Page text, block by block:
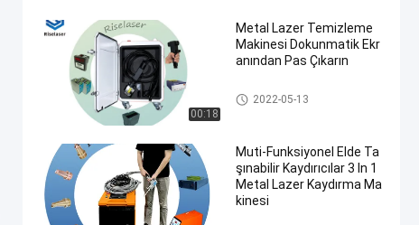
00:18
Metal Lazer Temizleme
Makinesi Dokunmatik Ekr
anından Pas Çıkarın
Lazer Temizleme Makinesi
2022-05-13
Muti-Funksiyonel Elde Ta
şınabilir Kaydırıcılar 3 In 1
Metal Lazer Kaydırma Ma
kinesi